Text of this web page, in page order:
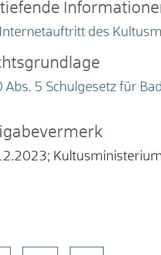
Internetauftritt des
Abs. 5 Schulgesetz für